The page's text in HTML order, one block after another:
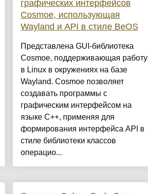
графических интерфейсов
Cosmoe, использующая
Wayland и API в стиле BeOS
Представлена GUI-библиотека
Cosmoe, поддерживающая работу
в Linux в окружениях на базе
Wayland. Cosmoe позволяет
создавать программы с
графическим интерфейсом на
языке C++, применяя для
формирования интерфейса API в
стиле библиотеки классов
операцио...